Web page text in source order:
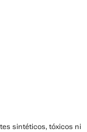
sintéticos, tóxicos ni